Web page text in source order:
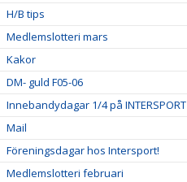
H/B tips
Medlemslotteri mars
Kakor
DM- guld F05-06
Innebandydagar 1/4 på INTERSPORT
Mail
Föreningsdagar hos Intersport!
Medlemslotteri februari